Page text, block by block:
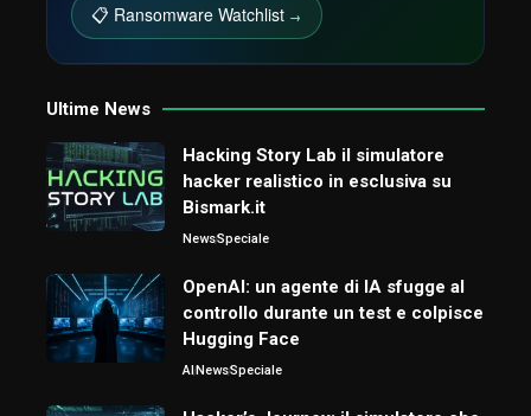
📋 Ransomware Watchlist →
Ultime News
Hacking Story Lab il simulatore
hacker realistico in esclusiva su
Bismark.it
NewsSpeciale
OpenAI: un agente di IA sfugge al
controllo durante un test e colpisce
Hugging Face
AINewsSpeciale